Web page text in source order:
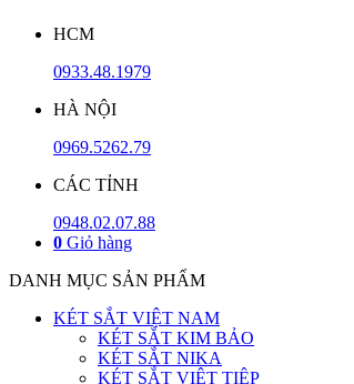
HCM
0933.48.1979
HÀ NỘI
0969.5262.79
CÁC TỈNH
0948.02.07.88
0 Giỏ hàng
DANH MỤC SẢN PHẨM
KÉT SẮT VIỆT NAM
KÉT SẮT KIM BẢO
KÉT SẮT NIKA
KÉT SẮT VIỆT TIỆP